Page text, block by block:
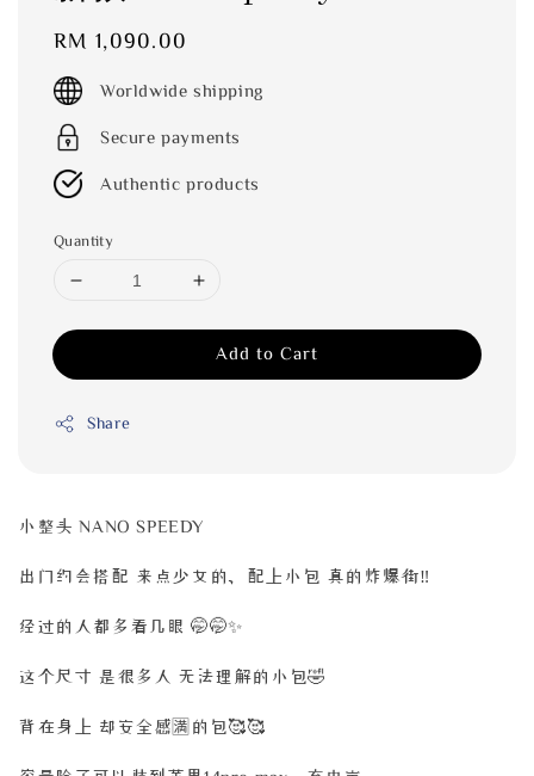
Regular
price
RM 1,090.00
Worldwide shipping
Secure payments
Authentic products
Quantity
Add to Cart
Share
小整头 NANO SPEEDY
出门约会搭配 来点少女的、配上小包 真的炸爆街‼️
经过的人都多看几眼 🤭🤭✨
这个尺寸 是很多人 无法理解的小包🤣
背在身上 却安全感🈵️的包🥰🥰